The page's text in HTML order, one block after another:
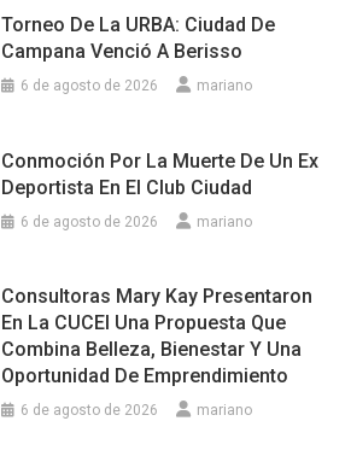
Torneo De La URBA: Ciudad De
Campana Venció A Berisso
6 de agosto de 2026 mariano
Conmoción Por La Muerte De Un Ex
Deportista En El Club Ciudad
6 de agosto de 2026 mariano
Consultoras Mary Kay Presentaron
En La CUCEI Una Propuesta Que
Combina Belleza, Bienestar Y Una
Oportunidad De Emprendimiento
6 de agosto de 2026 mariano